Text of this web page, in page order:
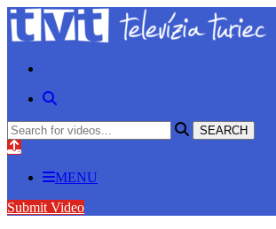
MENU
Submit Video